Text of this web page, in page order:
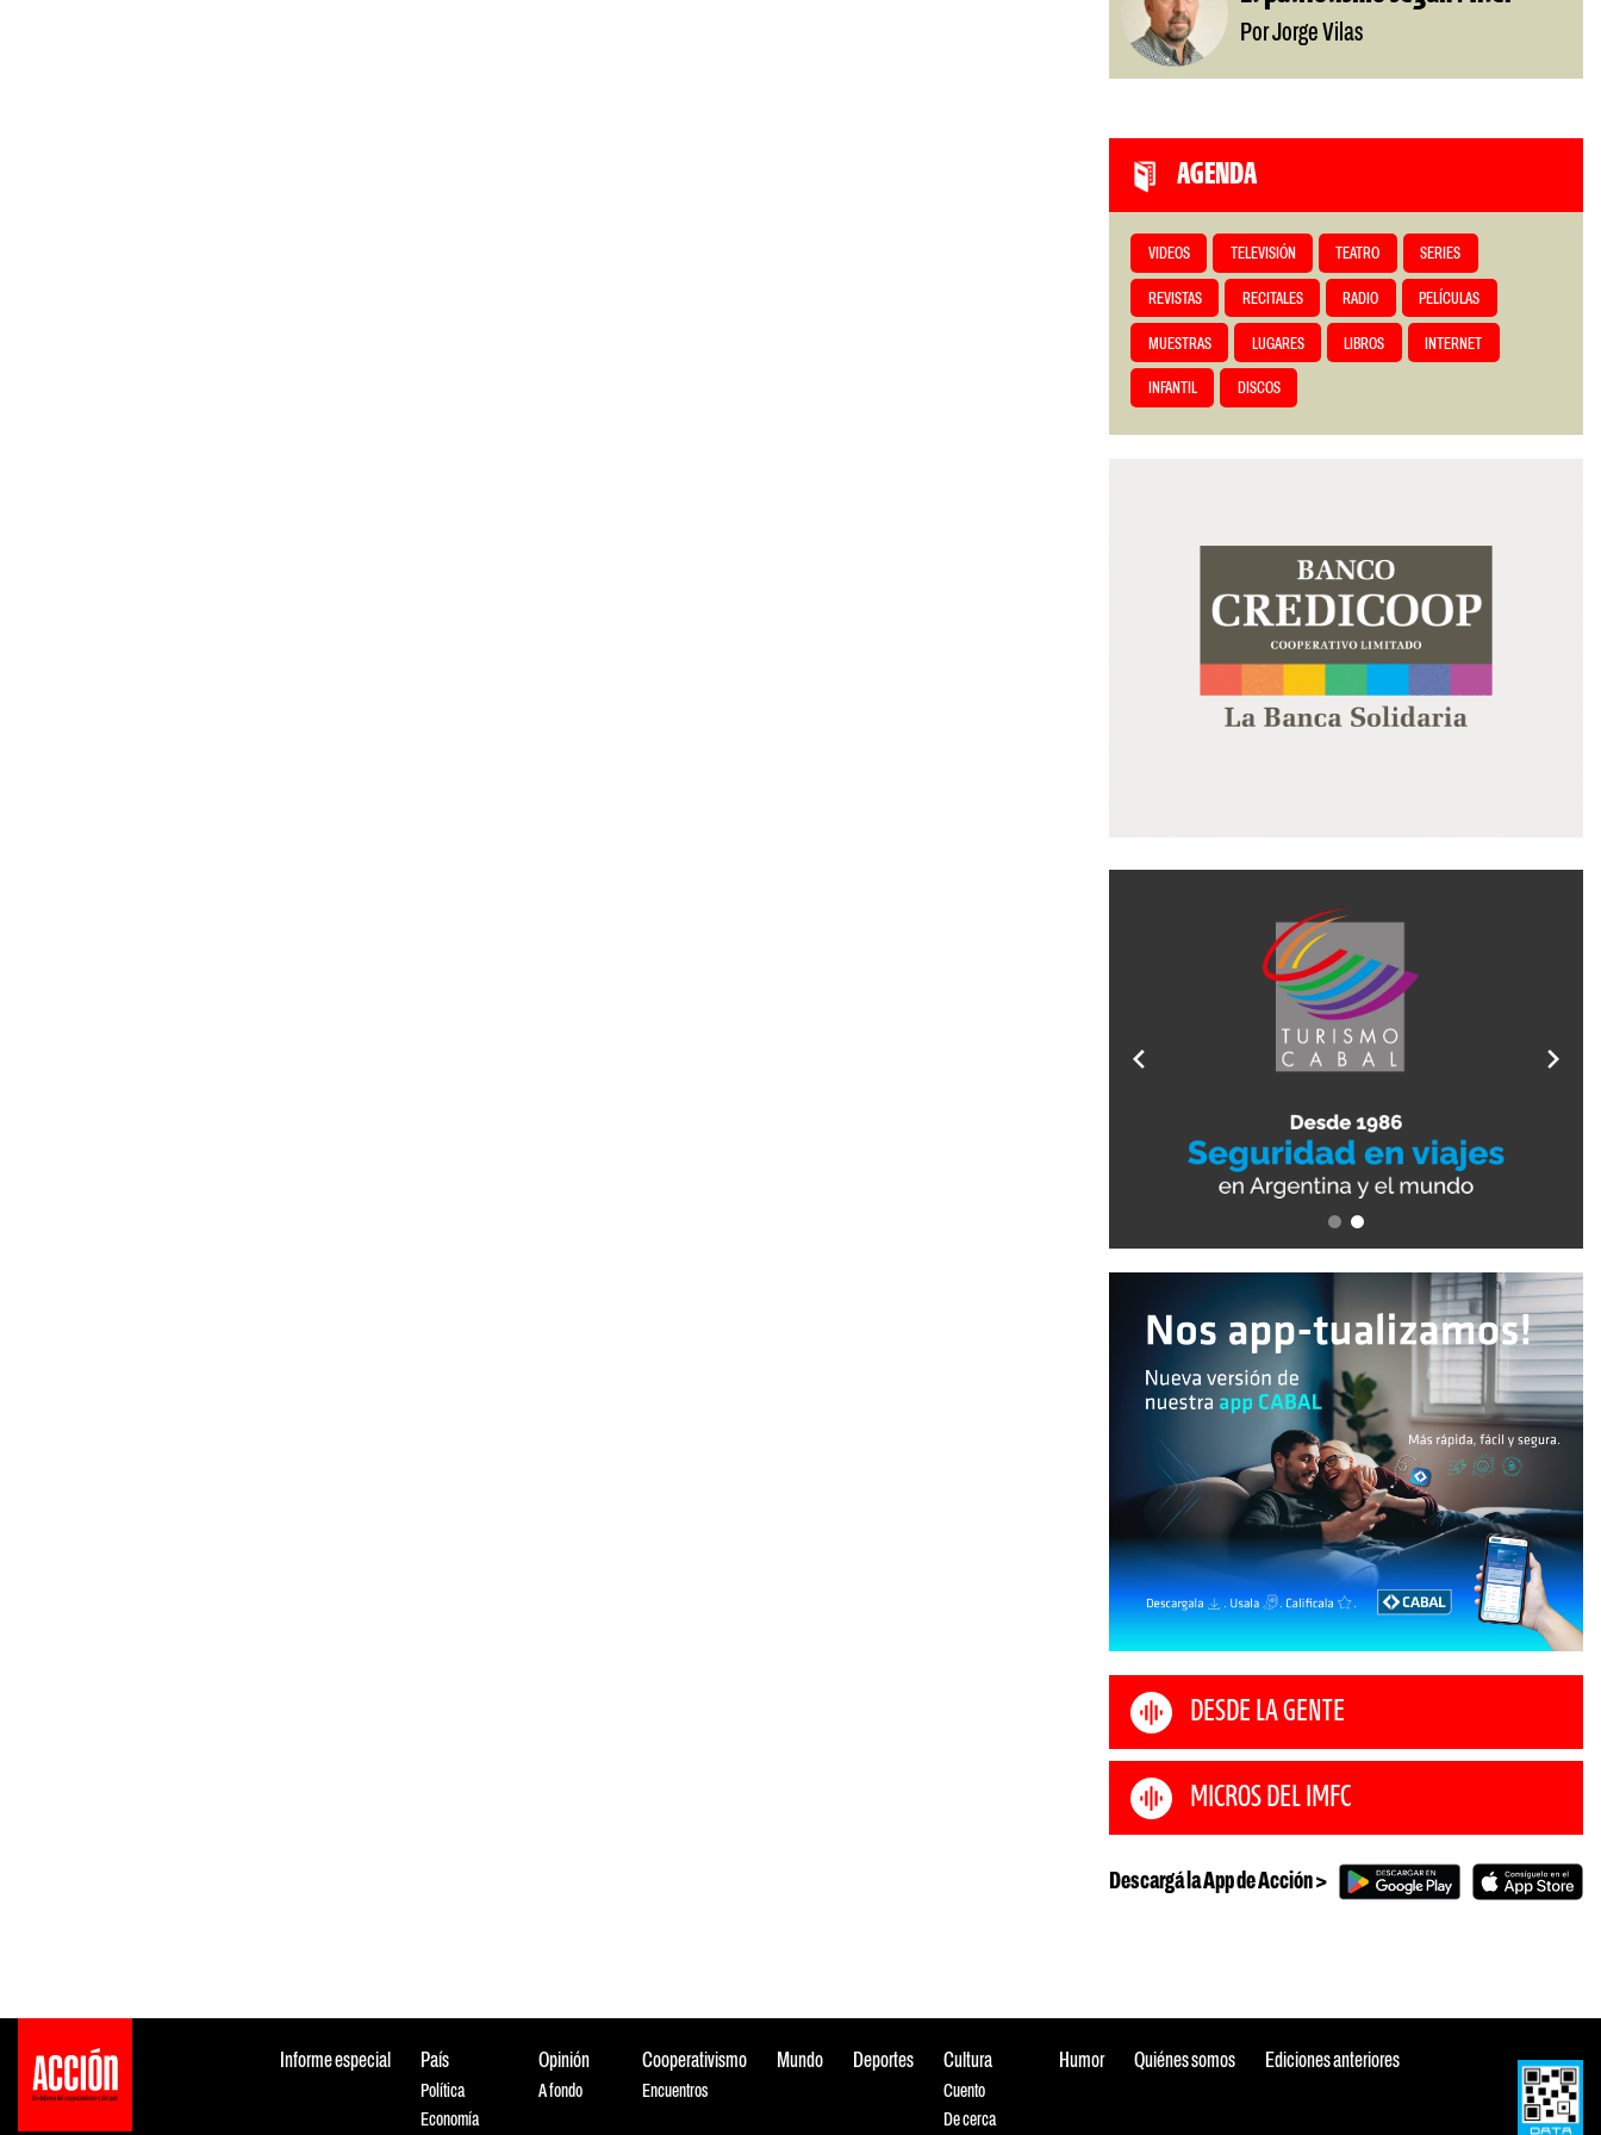
Por Jorge Vilas
AGENDA
VIDEOS TELEVISIÓN TEATRO SERIES
REVISTAS RECITALES RADIO PELÍCULAS
MUESTRAS LUGARES LIBROS INTERNET
INFANTIL DISCOS
DESDE LA GENTE
MICROS DEL IMFC
Descargá la App de Acción >
Informe especial País
Política
Economía
Opinión
A fondo
Cooperativismo
Encuentros
Mundo Deportes Cultura
Cuento
De cerca
Humor Quiénes somos Ediciones anteriores